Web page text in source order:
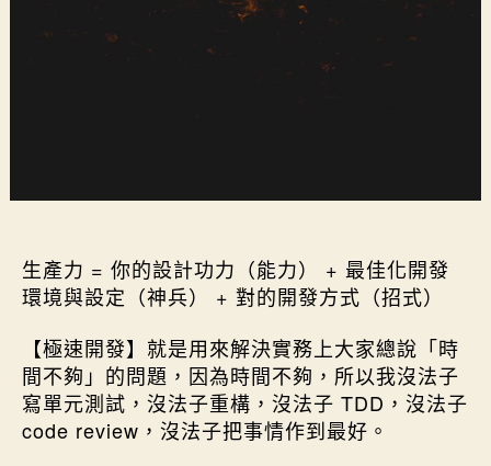
生產力 = 你的設計功力（能力） + 最佳化開發
環境與設定（神兵） + 對的開發方式（招式）
【極速開發】就是用來解決實務上大家總說「時
間不夠」的問題，因為時間不夠，所以我沒法子
寫單元測試，沒法子重構，沒法子 TDD，沒法子
code review，沒法子把事情作到最好。